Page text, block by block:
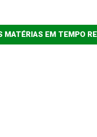
MATÉRIAS EM TEMPO